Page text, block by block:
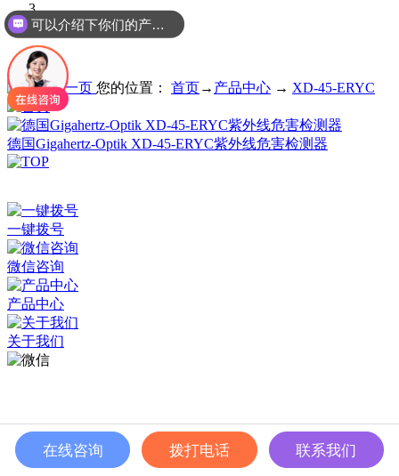
您的位置： 首页→ 产品中心 → XD-45-ERYC
德国Gigahertz-Optik XD-45-ERYC紫外线危害检测器
一键拨号
微信咨询
产品中心
关于我们
在线咨询 拨打电话 联系我们